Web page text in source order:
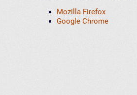
Mozilla Firefox
Google Chrome